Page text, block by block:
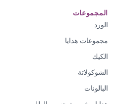
المجموعات
الورد
مجموعات هدايا
الكيك
الشوكولاتة
البالونات